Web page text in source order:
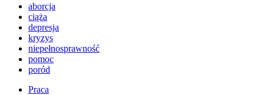
aborcja
ciąża
depresja
kryzys
niepełnosprawność
pomoc
poród
Praca